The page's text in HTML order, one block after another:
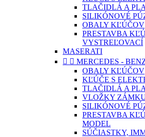
TLAČIDLÁ A
SILIKÓNOVÉ
OBALY KĽÚČOV
PRESTAVBA
VYSTREĽOVACÍ
MASERATI
  MERCEDES -
OBALY KĽÚČOV
KĽÚČE S
TLAČIDLÁ A
VLOŽKY
SILIKÓNOVÉ
PRESTAVBA
MODEL
SÚČIASTKY,